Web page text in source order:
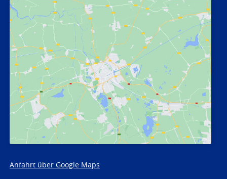
Anfahrt über Google Maps